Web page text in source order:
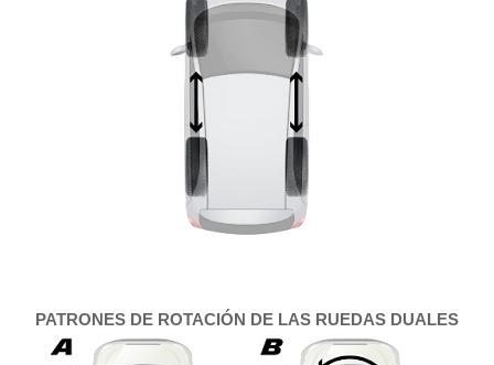
PATRONES DE ROTACIÓN DE LAS RUEDAS DUALES